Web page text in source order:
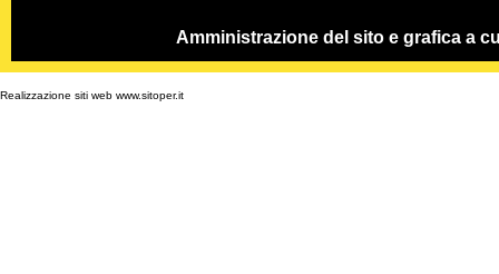
Amministrazione del sito e grafica a
Realizzazione siti web www.sitoper.it